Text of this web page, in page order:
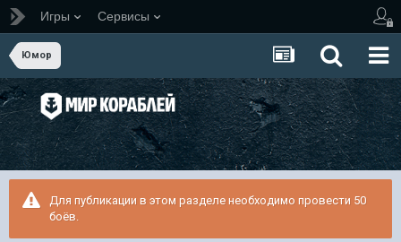
Игры Сервисы
Юмор
Для публикации в этом разделе необходимо провести 50
боёв.